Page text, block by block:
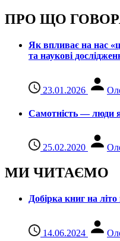
ПРО ЩО
Як впливає на нас
та наукові
23.01.2026
Самотність — люди
25.02.2020
МИ ЧИТАЄМО
Добірка книг на літо
14.06.2024